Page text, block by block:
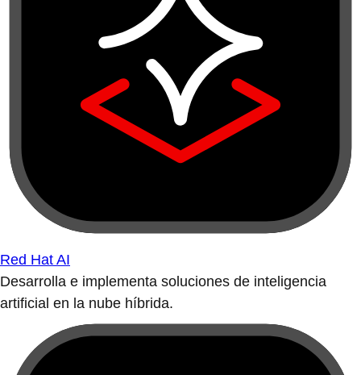
Red Hat AI
Desarrolla e implementa soluciones de inteligencia
artificial en la nube híbrida.